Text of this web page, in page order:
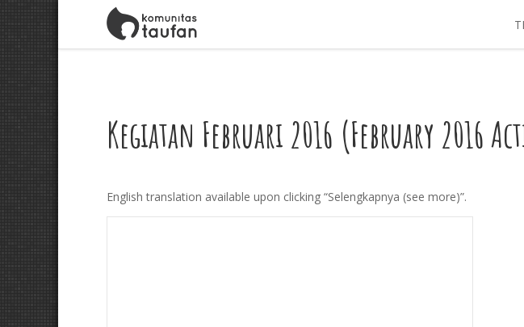
Kegiatan Februari 2016 (February 2016
English translation available upon clicking “Selengkapnya (see more)”.